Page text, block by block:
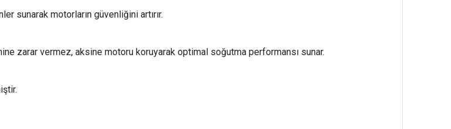
sunarak motorların güvenliğini artırır.
zarar vermez, aksine motoru koruyarak optimal soğutma performansı sunar.